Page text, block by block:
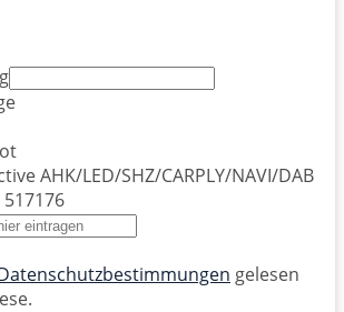
AHK/LED/SHZ/CARPLY/NAVI/DAB
gelesen